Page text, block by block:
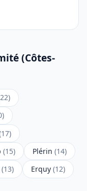
(Côtes-
(15) Plérin (14)
(13) Erquy (12)